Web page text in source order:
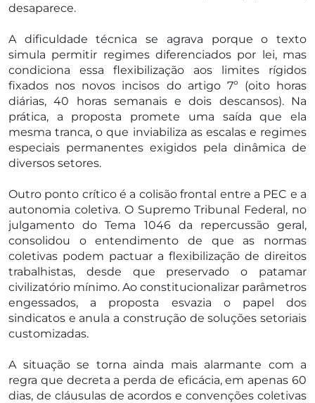
desaparece.
A dificuldade técnica se agrava porque o texto
simula permitir regimes diferenciados por lei, mas
condiciona essa flexibilização aos limites rígidos
fixados nos novos incisos do artigo 7º (oito horas
diárias, 40 horas semanais e dois descansos). Na
prática, a proposta promete uma saída que ela
mesma tranca, o que inviabiliza as escalas e regimes
especiais permanentes exigidos pela dinâmica de
diversos setores.
Outro ponto crítico é a colisão frontal entre a PEC e a
autonomia coletiva. O Supremo Tribunal Federal, no
julgamento do Tema 1046 da repercussão geral,
consolidou o entendimento de que as normas
coletivas podem pactuar a flexibilização de direitos
trabalhistas, desde que preservado o patamar
civilizatório mínimo. Ao constitucionalizar parâmetros
engessados, a proposta esvazia o papel dos
sindicatos e anula a construção de soluções setoriais
customizadas.
A situação se torna ainda mais alarmante com a
regra que decreta a perda de eficácia, em apenas 60
dias, de cláusulas de acordos e convenções coletivas